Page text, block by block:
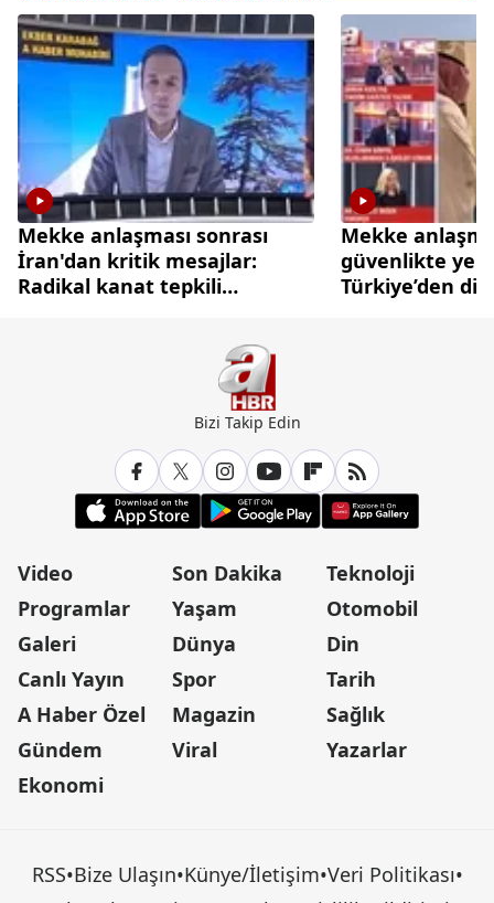
Mekke anlaşması sonrası
İran'dan kritik mesajlar:
Radikal kanat tepkili
Mekke
güvenlikte
Türkiye’den
Bizi Takip Edin
Video
Programlar
Galeri
Canlı Yayın
A Haber Özel
Gündem
Ekonomi
Son Dakika
Yaşam
Dünya
Spor
Magazin
Viral
Teknoloji
Otomobil
Din
Tarih
Sağlık
Yazarlar
RSS•Bize Ulaşın•Künye/İletişim•Veri Politikası•